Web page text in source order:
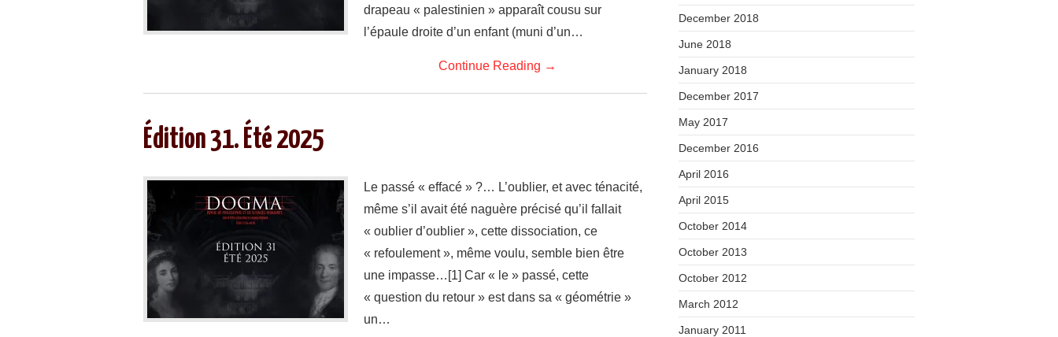
drapeau « palestinien » apparaît cousu sur
l’épaule droite d’un enfant (muni d’un…
Continue Reading →
Édition 31. Été 2025
Le passé « effacé » ?… L’oublier, et avec ténacité,
même s’il avait été naguère précisé qu’il fallait
« oublier d’oublier », cette dissociation, ce
« refoulement », même voulu, semble bien être
une impasse…[1] Car « le » passé, cette
« question du retour » est dans sa « géométrie »
un…
December 2018
June 2018
January 2018
December 2017
May 2017
December 2016
April 2016
April 2015
October 2014
October 2013
October 2012
March 2012
January 2011